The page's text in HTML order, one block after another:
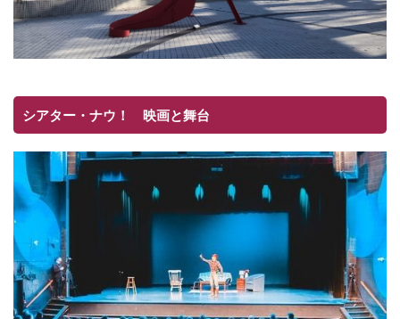
シアター・ナウ！ 映画と舞台